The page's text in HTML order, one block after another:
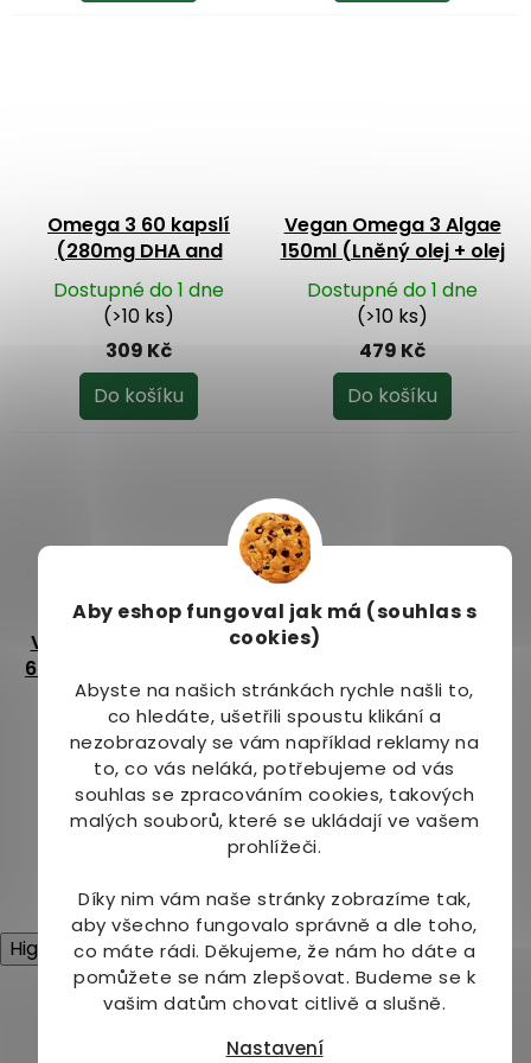
Aby eshop fungoval jak má (souhlas s
cookies)
Abyste na našich stránkách rychle našli to,
co hledáte, ušetřili spoustu klikání a
nezobrazovaly se vám například reklamy na
to, co vás neláká, potřebujeme od vás
souhlas se zpracováním cookies, takových
malých souborů, které se ukládají ve vašem
prohlížeči.
Díky nim vám naše stránky zobrazíme tak,
aby všechno fungovalo správně a dle toho,
co máte rádi. Děkujeme, že nám ho dáte a
pomůžete se nám zlepšovat. Budeme se k
vašim datům chovat citlivě a slušně.
Nastavení
Omega 3 60 kapslí
(280mg DHA and
120mg EPA)
Dostupné do 1 dne
(>10 ks)
309 Kč
Do košíku
Vegan Omega 3 Algae
150ml (Lněný olej + olej
z mořské řasy)
Dostupné do 1 dne
(>10 ks)
479 Kč
Do košíku
Vegan Omega 3 Algae
60 kapslí (250mg DHA)
Dostupné do 1 dne
(>10 ks)
409 Kč
Do košíku
Vegan Omega 3 Algae
and 140mg EPA)
Dostupné do 1 dne
(>10 ks)
719 Kč
Do košíku
O
v
l
á
d
a
í
High-contrast mode
Mohlo by Vás zajímat